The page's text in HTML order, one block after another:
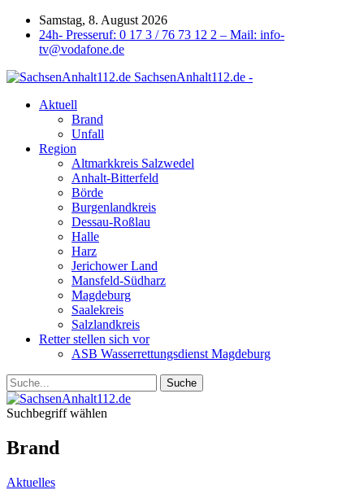
Samstag, 8. August 2026
24h- Presseruf: 0 17 3 / 76 73 12 2 – Mail: info-
tv@vodafone.de
SachsenAnhalt112.de -
Aktuell
Brand
Unfall
Region
Altmarkkreis Salzwedel
Anhalt-Bitterfeld
Börde
Burgenlandkreis
Dessau-Roßlau
Halle
Harz
Jerichower Land
Mansfeld-Südharz
Magdeburg
Saalekreis
Salzlandkreis
Retter stellen sich vor
ASB Wasserrettungsdienst Magdeburg
Suchbegriff wählen
Brand
Aktuelles